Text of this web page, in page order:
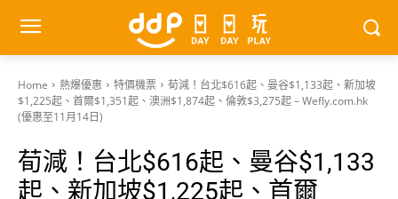
Home 熱爆優惠 特價機票
荀減！台北$616起、曼谷$1,133起、新加坡
$1,225起、首爾$1,351起、澳洲$1,874起、倫敦$3,275起 – Wefly.com.hk
(優惠至11月14日)
荀減！台北$616起、曼谷$1,133
起、新加坡$1,225起、首爾